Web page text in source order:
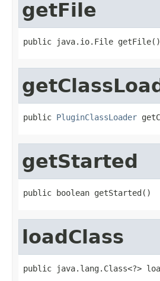
getFile
public java.io.File getFile()
public PluginClassLoader
getStarted
public boolean getStarted()
loadClass
public java.lang.Class<?>